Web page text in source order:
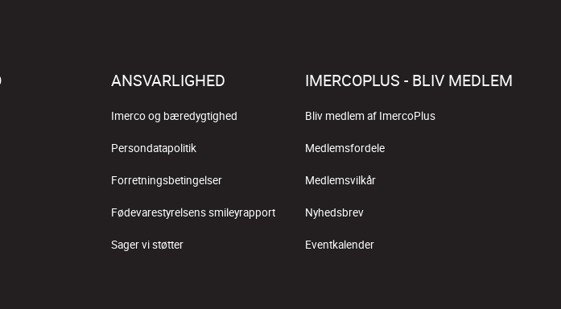
ANSVARLIGHED
Imerco og bæredygtighed
Persondatapolitik
Forretningsbetingelser
Fødevarestyrelsens smileyrapport
Sager vi støtter
IMERCOPLUS - BLIV MEDLEM
Bliv medlem af ImercoPlus
Medlemsfordele
Medlemsvilkår
Nyhedsbrev
Eventkalender